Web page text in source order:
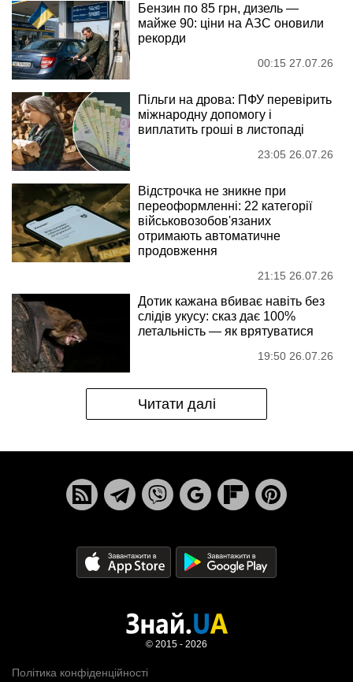
Бензин по 85 грн, дизель —
майже 90: ціни на АЗС оновили
рекорди
00:15 27.07.26
Пільги на дрова: ПФУ перевірить
міжнародну допомогу і
виплатить гроші в листопаді
23:05 26.07.26
Відстрочка не зникне при
переоформленні: 22 категорії
військовозобов'язаних
отримають автоматичне
продовження
21:15 26.07.26
Дотик кажана вбиває навіть без
слідів укусу: сказ дає 100%
летальність — як врятуватися
19:50 26.07.26
Читати далі
Політика конфіденційності
© 2015 - 2026